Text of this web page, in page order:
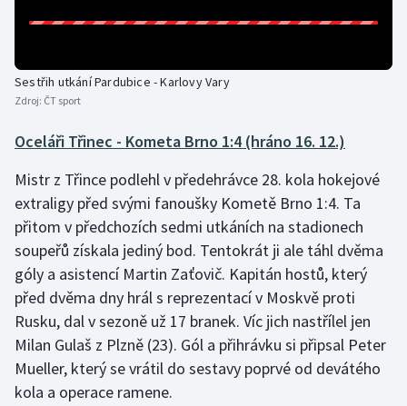
Sestřih utkání Pardubice - Karlovy Vary
Zdroj: ČT sport
Oceláři Třinec - Kometa Brno 1:4 (hráno 16. 12.)
Mistr z Třince podlehl v předehrávce 28. kola hokejové
extraligy před svými fanoušky Kometě Brno 1:4. Ta
přitom v předchozích sedmi utkáních na stadionech
soupeřů získala jediný bod. Tentokrát ji ale táhl dvěma
góly a asistencí Martin Zaťovič. Kapitán hostů, který
před dvěma dny hrál s reprezentací v Moskvě proti
Rusku, dal v sezoně už 17 branek. Víc jich nastřílel jen
Milan Gulaš z Plzně (23). Gól a přihrávku si připsal Peter
Mueller, který se vrátil do sestavy poprvé od devátého
kola a operace ramene.